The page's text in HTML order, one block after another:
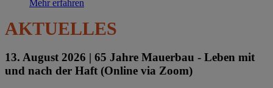
Mehr erfahren
AKTUELLES
13. August 2026 | 65 Jahre Mauerbau - Leben mit
und nach der Haft (Online via Zoom)